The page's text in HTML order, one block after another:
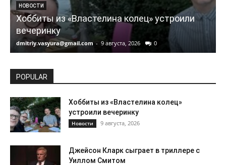
НОВОСТИ
Хоббиты из «Властелина колец» устроили
вечеринку
dmitriy.vasyura@gmail.com - 9 августа, 2026 0
POPULAR
Хоббиты из «Властелина колец»
устроили вечеринку
Новости 9 августа, 2026
Джейсон Кларк сыграет в триллере с
Уиллом Смитом